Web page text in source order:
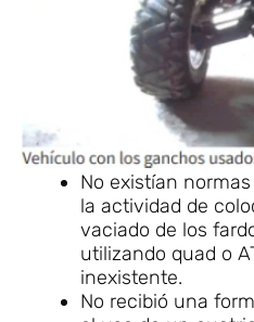
No existían
la actividad de
vaciado de los
utilizando quad o
inexistente.
No recibió una